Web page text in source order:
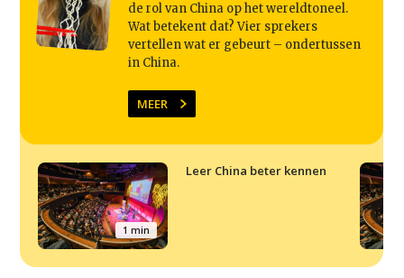
de rol van China op het wereldtoneel.
Wat betekent dat? Vier sprekers
vertellen wat er gebeurt – ondertussen
in China.
MEER
1 min
Leer China beter kennen